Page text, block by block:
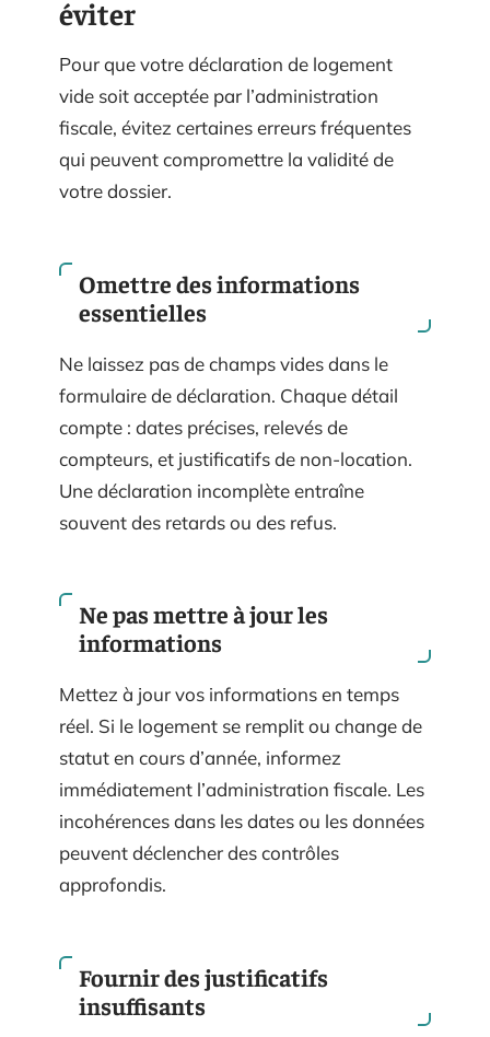
éviter
Pour que votre déclaration de logement
vide soit acceptée par l’administration
fiscale, évitez certaines erreurs fréquentes
qui peuvent compromettre la validité de
votre dossier.
Omettre des informations
essentielles
Ne laissez pas de champs vides dans le
formulaire de déclaration. Chaque détail
compte : dates précises, relevés de
compteurs, et justificatifs de non-location.
Une déclaration incomplète entraîne
souvent des retards ou des refus.
Ne pas mettre à jour les
informations
Mettez à jour vos informations en temps
réel. Si le logement se remplit ou change de
statut en cours d’année, informez
immédiatement l’administration fiscale. Les
incohérences dans les dates ou les données
peuvent déclencher des contrôles
approfondis.
Fournir des justificatifs
insuffisants